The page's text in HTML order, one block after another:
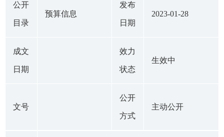
公开
目录
预算信息
发布
日期
2023-01-28
成文
日期
效力
状态
生效中
文号
公开
方式
主动公开